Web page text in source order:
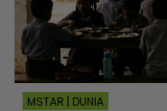
MSTAR | DUNIA